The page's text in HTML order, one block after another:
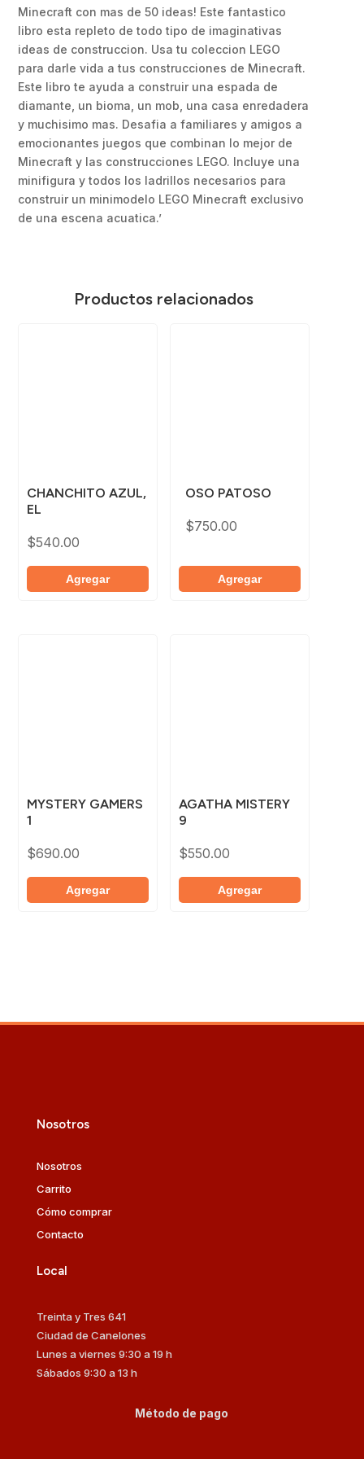
Minecraft con mas de 50 ideas! Este fantastico
libro esta repleto de todo tipo de imaginativas
ideas de construccion. Usa tu coleccion LEGO
para darle vida a tus construcciones de Minecraft.
Este libro te ayuda a construir una espada de
diamante, un bioma, un mob, una casa enredadera
y muchisimo mas. Desafia a familiares y amigos a
emocionantes juegos que combinan lo mejor de
Minecraft y las construcciones LEGO. Incluye una
minifigura y todos los ladrillos necesarios para
construir un minimodelo LEGO Minecraft exclusivo
de una escena acuatica.’
Productos relacionados
CHANCHITO AZUL,
EL
$540.00
Agregar
OSO PATOSO
$750.00
Agregar
MYSTERY GAMERS
1
$690.00
Agregar
AGATHA MISTERY
9
$550.00
Agregar
Nosotros
Nosotros
Carrito
Cómo comprar
Contacto
Local
Treinta y Tres 641
Ciudad de Canelones
Lunes a viernes 9:30 a 19 h
Sábados 9:30 a 13 h
Método de pago